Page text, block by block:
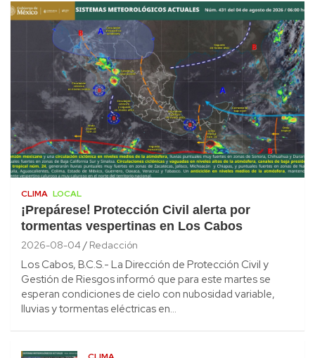
CLIMA LOCAL
¡Prepárese! Protección Civil alerta por
tormentas vespertinas en Los Cabos
2026-08-04 Redacción
Los Cabos, B.C.S.- La Dirección de Protección Civil y
Gestión de Riesgos informó que para este martes se
esperan condiciones de cielo con nubosidad variable,
lluvias y tormentas eléctricas en…